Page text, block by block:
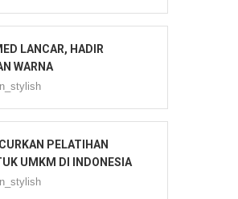
LANCAR, HADIR
WARNA
PELATIHAN
UMKM DI INDONESIA